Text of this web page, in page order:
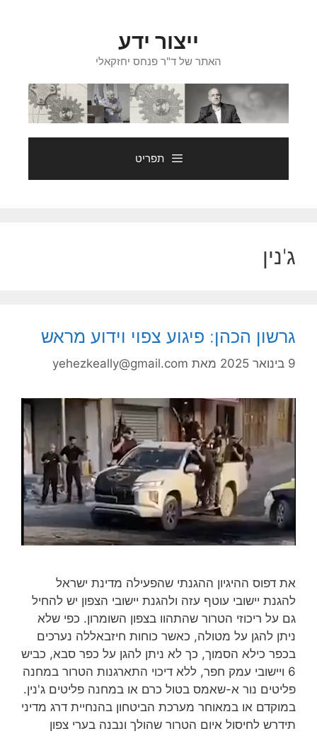
ייצור ידע
האתר של ד"ר פנחס יחזקאלי
תפריט
ג'נין
גרשון הכהן: פיגוע צפוי וידוע מראש
9 בינואר 2025 מאת yehezkeally@gmail.com
את דפוס ההיגיון ההגנתי שהפעילה מדינת ישראל
להגנת יישובי עוטף עזה ולהגנת יישובי הצפון יש להחיל
גם על ריכוזי הטרור שהתהוו בצפון השומרון. כפי שלא
ניתן להגן על מטולה, כאשר כוחות חיזבאללה נערכים
בכפר כילא הסמוך, כך לא ניתן להגן על כפר סבא, כביש
6 ויישובי עמק חפר, ללא דיכוי התארגנות הטרור במחנה
פליטים נור א-שאמס בטול כרם או במחנה פליטים ג'נין.
במוקדם או במאוחר מערכת הביטחון בהנחיית דרג מדיני
תידרש לחיסול איום הטרור שהולך ונבנה בערי צפון